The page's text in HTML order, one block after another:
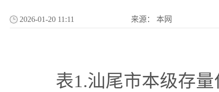
2026-01-20 11:11 来源： 本网
表1.汕尾市本级存量